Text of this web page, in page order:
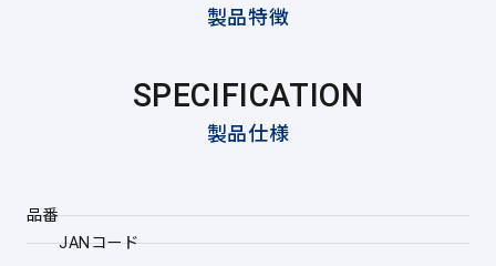
製品特徴
SPECIFICATION
製品仕様
品番
JANコード